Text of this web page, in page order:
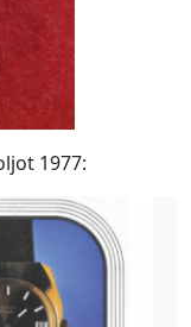
1977: